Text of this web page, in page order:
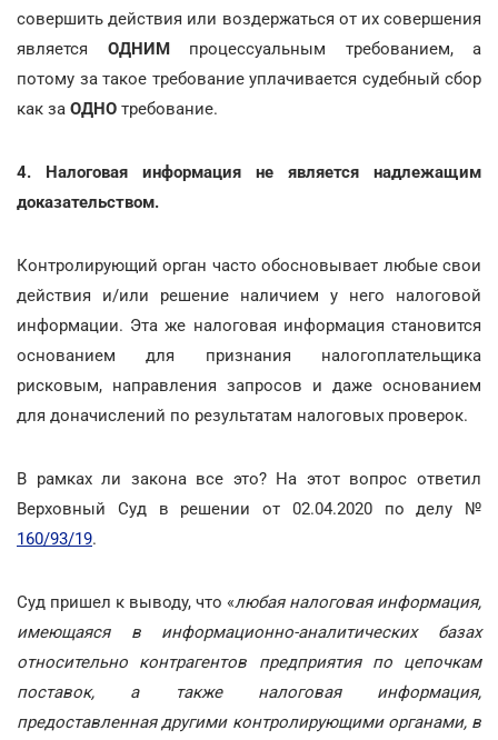
совершить действия или воздержаться от их совершения
является ОДНИМ процессуальным требованием, а
потому за такое требование уплачивается судебный сбор
как за ОДНО требование.
4. Налоговая информация не является надлежащим
доказательством.
Контролирующий орган часто обосновывает любые свои
действия и/или решение наличием у него налоговой
информации. Эта же налоговая информация становится
основанием для признания налогоплательщика
рисковым, направления запросов и даже основанием
для доначислений по результатам налоговых проверок.
В рамках ли закона все это? На этот вопрос ответил
Верховный Суд в решении от 02.04.2020 по делу №
160/93/19.
Суд пришел к выводу, что «любая налоговая информация,
имеющаяся в информационно-аналитических базах
относительно контрагентов предприятия по цепочкам
поставок, а также налоговая информация,
предоставленная другими контролирующими органами, в